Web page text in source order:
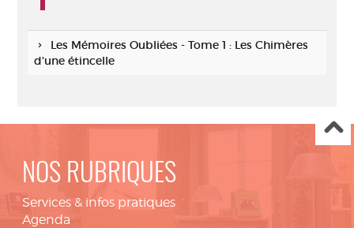
Les Mémoires Oubliées - Tome 1 : Les Chimères
d'une étincelle
NOS RUBRIQUES
Services & infos pratiques
Agenda